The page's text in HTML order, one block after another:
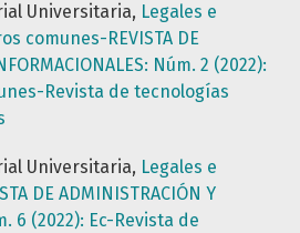
Universitaria, Legales e
comunes-REVISTA DE
Núm. 2 (2022):
Revista de tecnologías
Universitaria, Legales e
DE ADMINISTRACIÓN Y
6 (2022): Ec-Revista de